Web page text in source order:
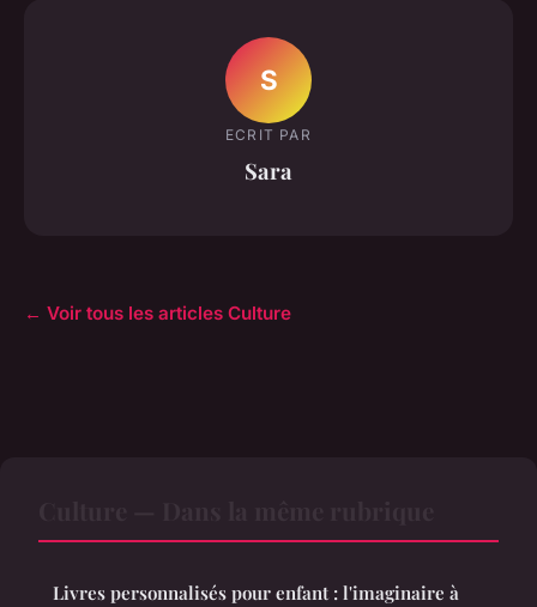
S
ECRIT PAR
Sara
← Voir tous les articles Culture
Livres personnalisés pour enfant : l'imaginaire à